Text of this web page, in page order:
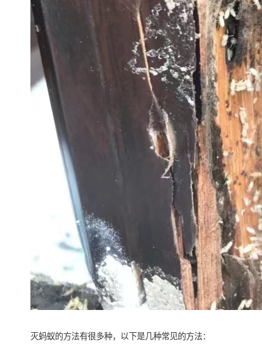
灭蚂蚁的方法有很多种，以下是几种常见的方法：